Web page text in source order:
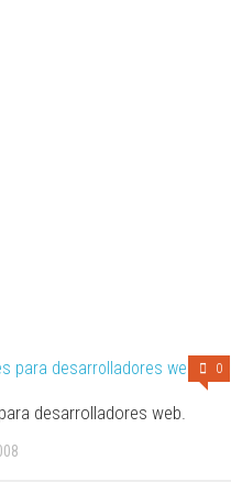
0
desarrolladores web.